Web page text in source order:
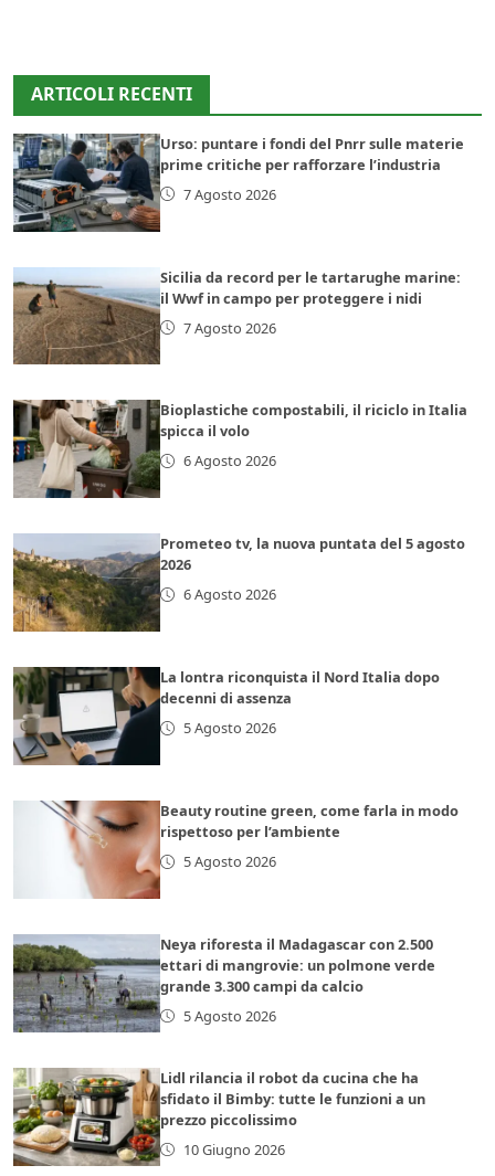
ARTICOLI RECENTI
Urso: puntare i fondi del Pnrr sulle materie
prime critiche per rafforzare l’industria
7 Agosto 2026
Sicilia da record per le tartarughe marine:
il Wwf in campo per proteggere i nidi
7 Agosto 2026
Bioplastiche compostabili, il riciclo in Italia
spicca il volo
6 Agosto 2026
Prometeo tv, la nuova puntata del 5 agosto
2026
6 Agosto 2026
La lontra riconquista il Nord Italia dopo
decenni di assenza
5 Agosto 2026
Beauty routine green, come farla in modo
rispettoso per l’ambiente
5 Agosto 2026
Neya riforesta il Madagascar con 2.500
ettari di mangrovie: un polmone verde
grande 3.300 campi da calcio
5 Agosto 2026
Lidl rilancia il robot da cucina che ha
sfidato il Bimby: tutte le funzioni a un
prezzo piccolissimo
10 Giugno 2026